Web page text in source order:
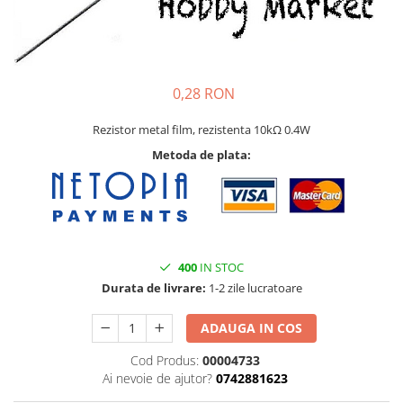
Pat printare
Cap printare
CNC si accesorii CNC
Acumulatori, BMS si accesorii
Module balansare
Incarcare, descarcare si afisare
Accesorii baterii si acumulatori
Arduino si ESP32
Placi dezvoltare
0,28 RON
Rezistor metal film, rezistenta 10kΩ 0.4W
Metoda de plata:
400 IN STOC
Durata de livrare: 1-2 zile lucratoare
ADAUGA IN COS
Cod Produs: 00004733
Ai nevoie de ajutor? 0742881623